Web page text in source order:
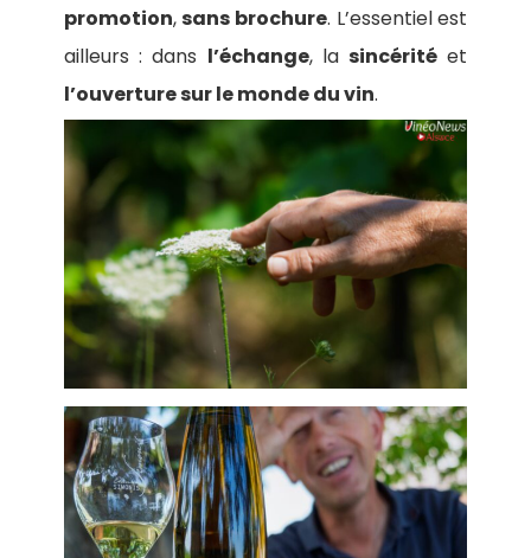
promotion,sans brochure. L’essentiel est
ailleurs : dans l’échange, la sincéritéet
l’ouverture sur le monde du vin.